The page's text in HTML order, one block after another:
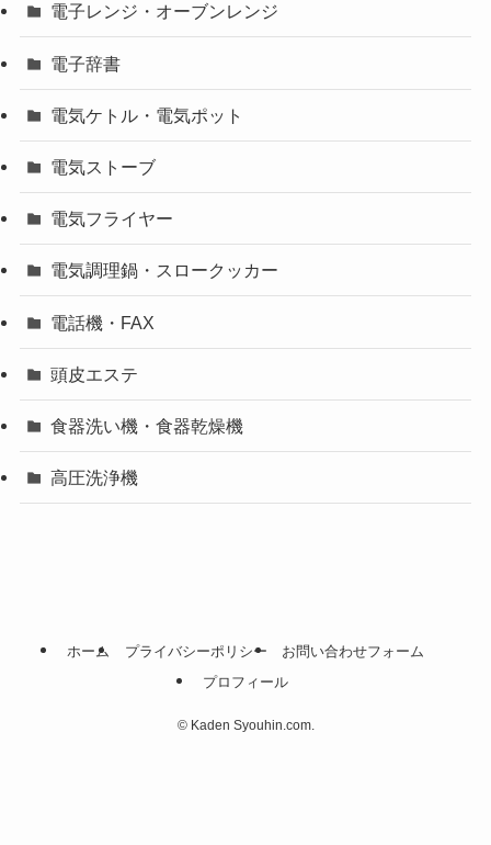
電子レンジ・オーブンレンジ
電子辞書
電気ケトル・電気ポット
電気ストーブ
電気フライヤー
電気調理鍋・スロークッカー
電話機・FAX
頭皮エステ
食器洗い機・食器乾燥機
高圧洗浄機
ホーム プライバシーポリシー
お問い合わせフォーム
プロフィール
©Kaden Syouhin.com.